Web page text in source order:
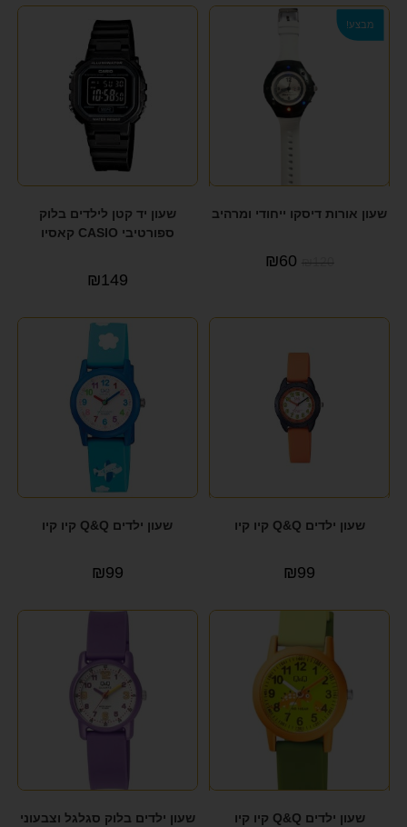
font_download סמן קישורים
לאפס את כל האפשרויות
מבצע!
שעון אורות דיסקו ייחודי ומרהיב
₪120
₪60
שעון יד קטן לילדים בלוק
ספורטיבי CASIO קאסיו
₪149
שעון ילדים Q&Q קיו קיו
₪99
שעון ילדים Q&Q קיו קיו
₪99
שעון ילדים Q&Q קיו קיו
שעון ילדים בלוק סגלגל וצבעוני